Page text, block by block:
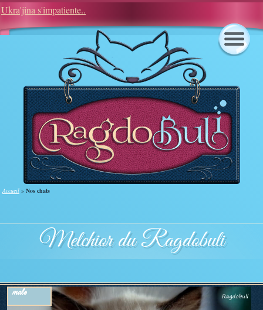
Notre élevage est aussi sur les réseaux :
Ukra'jina s'impatiente..
Accueil » Nos chats
Melchior du Ragdobuli
male